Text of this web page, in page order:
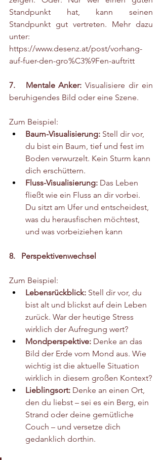
Standpunkt hat, kann seinen
Standpunkt gut vertreten. Mehr dazu
https://www.desenz.at/post/vorhang-
auf-fuer-den-gro%C3%9Fen-auftritt
7.   Mentale Anker: Visualisiere dir ein
beruhigendes Bild oder eine Szene.
Zum Beispiel:
Baum-Visualisierung: Stell dir vor,
du bist ein Baum, tief und fest im
Boden verwurzelt. Kein Sturm kann
dich erschüttern.
Fluss-Visualisierung: Das Leben
fließt wie ein Fluss an dir vorbei.
Du sitzt am Ufer und entscheidest,
was du herausfischen möchtest,
und was vorbeiziehen kann
8.   Perspektivenwechsel
Zum Beispiel:
Lebensrückblick: Stell dir vor, du
bist alt und blickst auf dein Leben
zurück. War der heutige Stress
wirklich der Aufregung wert?
Mondperspektive: Denke an das
Bild der Erde vom Mond aus. Wie
wichtig ist die aktuelle Situation
wirklich in diesem großen Kontext?
Lieblingsort: Denke an einen Ort,
den du liebst – sei es ein Berg, ein
Strand oder deine gemütliche
Couch – und versetze dich
gedanklich dorthin.